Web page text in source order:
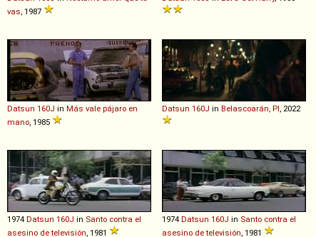
vas , 1987
Datsun 160J in Más vale pájaro en
mano , 1985
Datsun 160J in Belascoarán, PI , 2022
1974 Datsun 160J in Santo contra el
asesino de televisión , 1981
1974 Datsun 160J in Santo contra el
asesino de televisión , 1981